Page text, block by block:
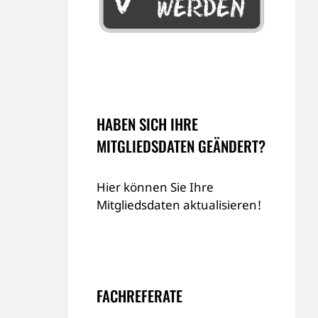
HABEN SICH IHRE
MITGLIEDSDATEN GEÄNDERT?
Hier können Sie Ihre
Mitgliedsdaten aktualisieren!
FACHREFERATE